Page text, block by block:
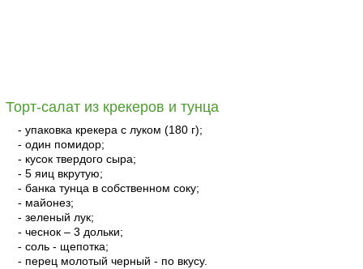
Торт-салат из крекеров и тунца
- упаковка крекера с луком (180 г);
- один помидор;
- кусок твердого сыра;
- 5 яиц вкрутую;
- банка тунца в собственном соку;
- майонез;
- зеленый лук;
- чеснок – 3 дольки;
- соль - щепотка;
- перец молотый черный - по вкусу.